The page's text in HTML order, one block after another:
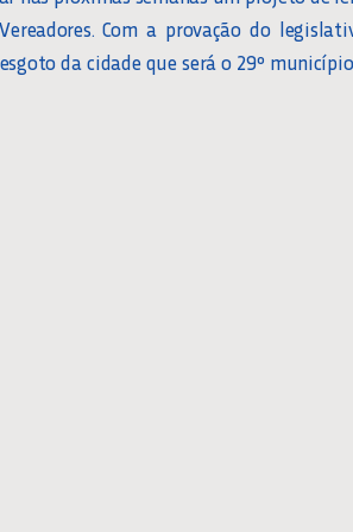
Com a provação do
da cidade que será o 29º